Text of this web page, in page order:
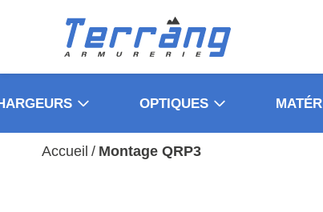
OPTIQUES
Accueil / Montage QRP3